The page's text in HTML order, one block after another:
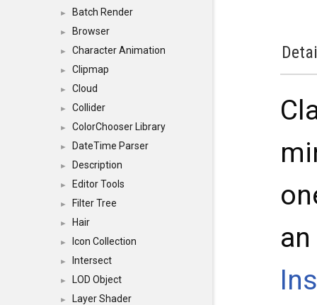
► Batch Render
► Browser
► Character Animation
► Clipmap
► Cloud
► Collider
► ColorChooser Library
► DateTime Parser
► Description
► Editor Tools
► Filter Tree
► Hair
► Icon Collection
► Intersect
► LOD Object
► Layer Shader